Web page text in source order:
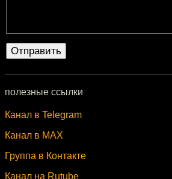
полезные ссылки
Канал в Telegram
Канал в MAX
Группа в Контакте
Канал на Rutube